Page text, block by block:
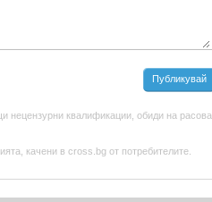
Публикувай
квалификации, обиди на расова,
качени в cross.bg от потребителите.